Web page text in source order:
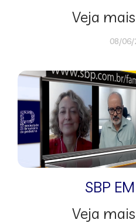
Veja
08/06/
SBP
Veja